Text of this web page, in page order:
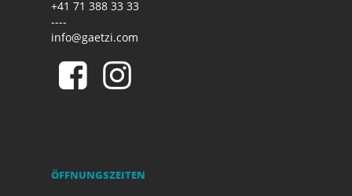
+41 71 388 33 33
----
info@gaetzi.com
ÖFFNUNGSZEITEN